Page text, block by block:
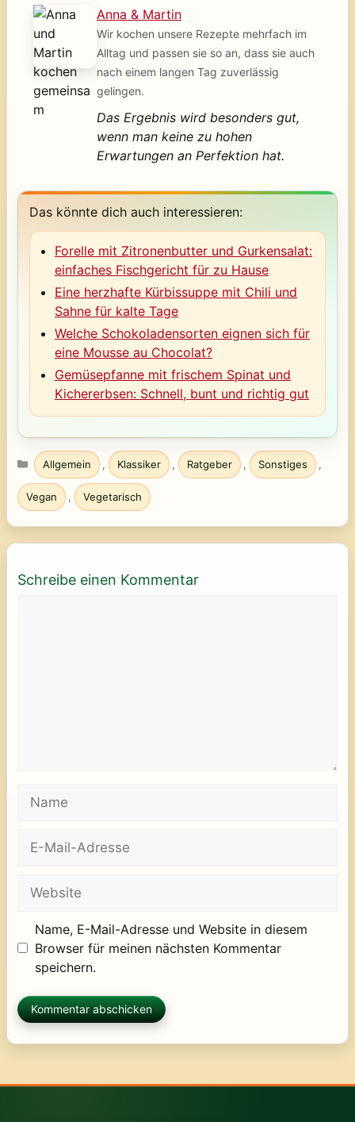
Anna & Martin
Wir kochen unsere Rezepte mehrfach im
Alltag und passen sie so an, dass sie auch
nach einem langen Tag zuverlässig
gelingen.
Das Ergebnis wird besonders gut,
wenn man keine zu hohen
Erwartungen an Perfektion hat.
Das könnte dich auch interessieren:
Forelle mit Zitronenbutter und Gurkensalat:
einfaches Fischgericht für zu Hause
Eine herzhafte Kürbissuppe mit Chili und
Sahne für kalte Tage
Welche Schokoladensorten eignen sich für
eine Mousse au Chocolat?
Gemüsepfanne mit frischem Spinat und
Kichererbsen: Schnell, bunt und richtig gut
Kategorien
Allgemein , Klassiker , Ratgeber , Sonstiges ,
Vegan , Vegetarisch
Schreibe einen Kommentar
Mail-
Name, E-Mail-Adresse und Website in diesem
Browser für meinen nächsten Kommentar
speichern.